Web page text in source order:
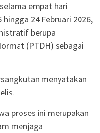
empat hari
24 Februari 2026,
berupa
(PTDH) sebagai
menyatakan
proses ini merupakan
menjaga